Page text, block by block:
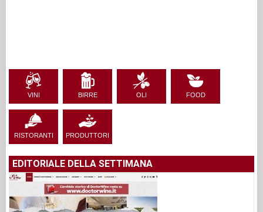
VINI BIRRE OLI FOOD
RISTORANTI PRODUTTORI
EDITORIALE DELLA SETTIMANA